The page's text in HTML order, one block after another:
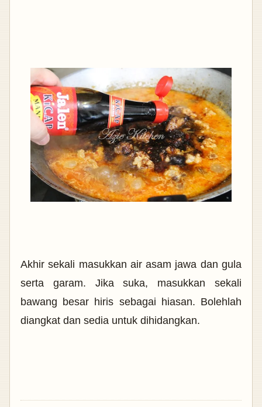
Akhir sekali masukkan air asam jawa dan gula
serta garam. Jika suka, masukkan sekali
bawang besar hiris sebagai hiasan. Bolehlah
diangkat dan sedia untuk dihidangkan.